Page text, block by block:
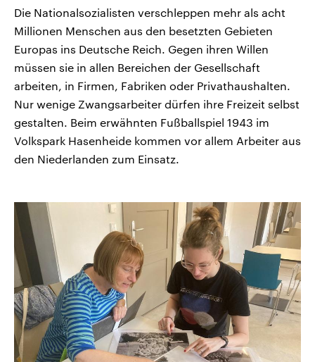
Die Nationalsozialisten verschleppen mehr als acht
Millionen Menschen aus den besetzten Gebieten
Europas ins Deutsche Reich. Gegen ihren Willen
müssen sie in allen Bereichen der Gesellschaft
arbeiten, in Firmen, Fabriken oder Privathaushalten.
Nur wenige Zwangsarbeiter dürfen ihre Freizeit selbst
gestalten. Beim erwähnten Fußballspiel 1943 im
Volkspark Hasenheide kommen vor allem Arbeiter aus
den Niederlanden zum Einsatz.